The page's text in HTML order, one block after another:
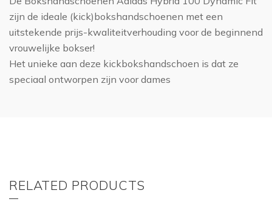
zijn de ideale (kick)bokshandschoenen met een
uitstekende prijs-kwaliteitverhouding voor de beginnend
vrouwelijke bokser!
Het unieke aan deze kickbokshandschoen is dat ze
speciaal ontworpen zijn voor dames
RELATED PRODUCTS